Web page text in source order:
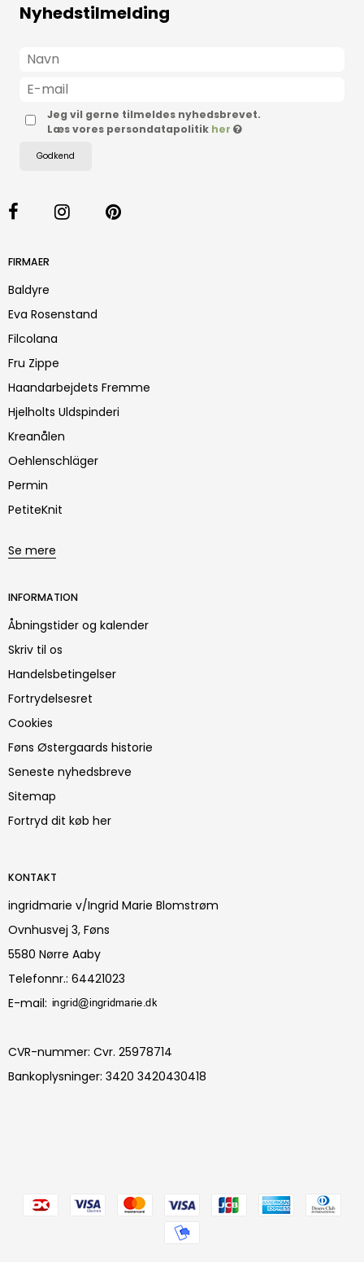
Nyhedstilmelding
Jeg vil gerne tilmeldes nyhedsbrevet.
Læs vores persondatapolitik her
Godkend
FIRMAER
Baldyre
Eva Rosenstand
Filcolana
Fru Zippe
Haandarbejdets Fremme
Hjelholts Uldspinderi
Kreanålen
Oehlenschläger
Permin
PetiteKnit
Se mere
INFORMATION
Åbningstider og kalender
Skriv til os
Handelsbetingelser
Fortrydelsesret
Cookies
Føns Østergaards historie
Seneste nyhedsbreve
Sitemap
Fortryd dit køb her
KONTAKT
ingridmarie v/Ingrid Marie Blomstrøm
Ovnhusvej 3, Føns
5580 Nørre Aaby
Telefonnr.: 64421023
E-mail:
CVR-nummer: Cvr. 25978714
Bankoplysninger: 3420 3420430418